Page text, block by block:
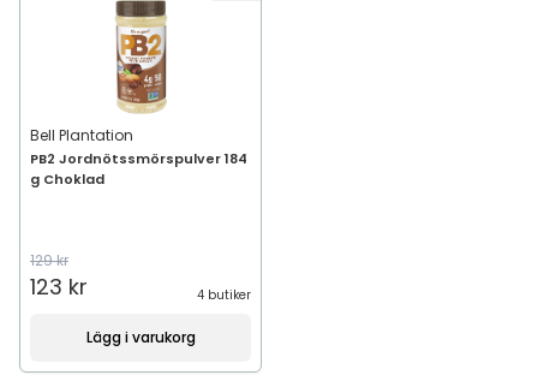
Bell Plantation
PB2 Jordnötssmörspulver 184
g Choklad
129 kr
123 kr 4 butiker
Lägg i varukorg